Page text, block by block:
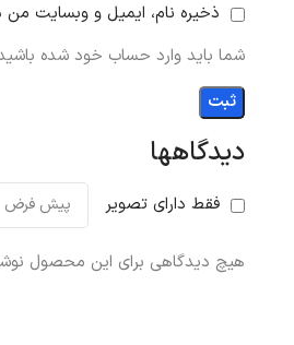
دیدگاهها
فقط دارای تصویر
هیچ دیدگاهی برای این محصول
ذخیره نام، ایمیل و وبسایت من
شما باید وارد حساب خود شده